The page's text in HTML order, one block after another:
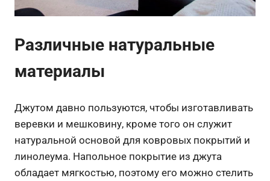
Различные натуральные
материалы
Джутом давно пользуются, чтобы изготавливать
веревки и мешковину, кроме того он служит
натуральной основой для ковровых покрытий и
линолеума. Напольное покрытие из джута
обладает мягкостью, поэтому его можно стелить